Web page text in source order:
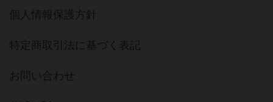
個人情報保護方針
特定商取引法に基づく表記
お問い合わせ